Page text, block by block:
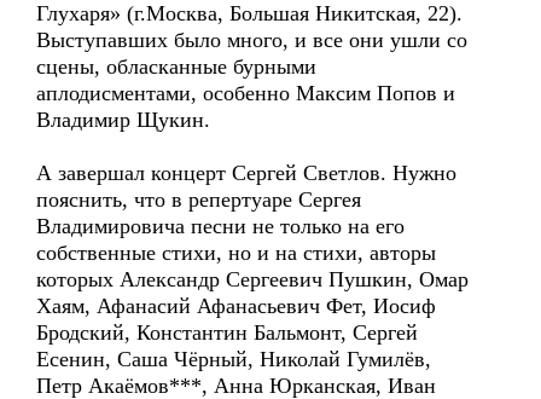
Глухаря» (г.Москва, Большая Никитская, 22).
Выступавших было много, и все они ушли со
сцены, обласканные бурными
аплодисментами, особенно Максим Попов и
Владимир Щукин.
А завершал концерт Сергей Светлов. Нужно
пояснить, что в репертуаре Сергея
Владимировича песни не только на его
собственные стихи, но и на стихи, авторы
которых Александр Сергеевич Пушкин, Омар
Хаям, Афанасий Афанасьевич Фет, Иосиф
Бродский, Константин Бальмонт, Сергей
Есенин, Саша Чёрный, Николай Гумилёв,
Петр Акаёмов***, Анна Юрканская, Иван